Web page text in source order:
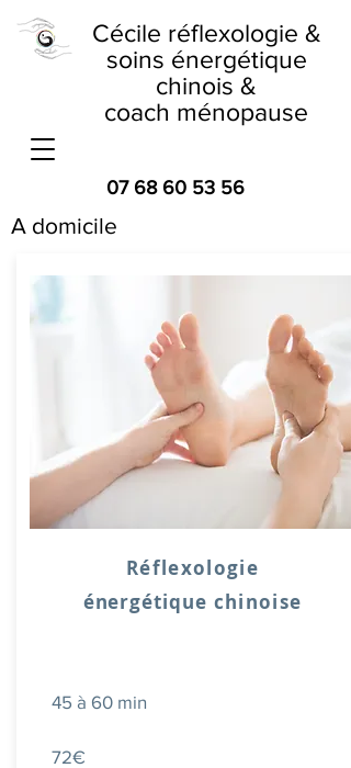
Cécile réflexologie &
soins énergétique
chinois &
coach ménopause
07 68 60 53 56
A domicile
Réflexologie
énergétique chinoise
45 à 60 min
72€